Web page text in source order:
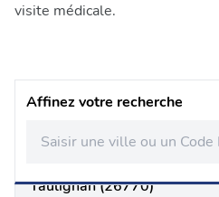
visite médicale.
Affinez votre recherche
Taulignan (26770)